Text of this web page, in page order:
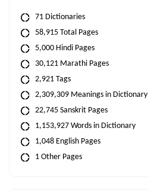
71 Dictionaries
58,915 Total Pages
5,000 Hindi Pages
30,121 Marathi Pages
2,921 Tags
2,309,309 Meanings in Dictionary
22,745 Sanskrit Pages
1,153,927 Words in Dictionary
1,048 English Pages
1 Other Pages